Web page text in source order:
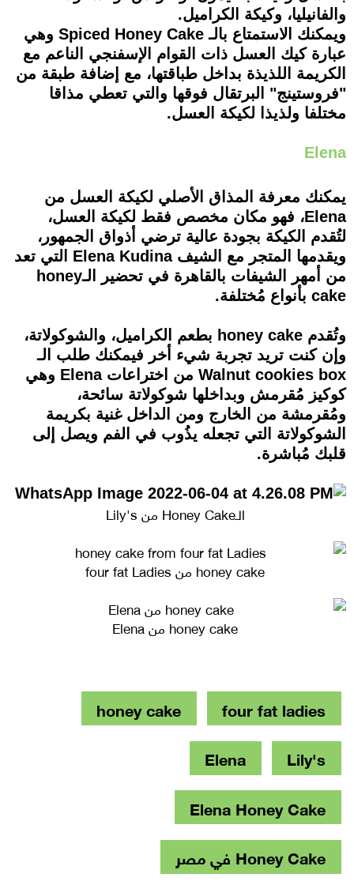
والفانيليا، وكيكة الكراميل.
ويمكنك الاستمتاع بالـ Spiced Honey Cake وهي
عبارة كيك العسل ذات القوام الإسفنجي الناعم مع
الكريمة اللذيذة بداخل طباقتها، مع إضافة طبقة من
"فروستينج" البرتقال فوقها والتي تعطي مذاقا
مختلفا ولذيذا لكيكة العسل.
Elena
يمكنك معرفة المذاق الأصلي لكيكة العسل من
Elena، فهو مكان مخصص فقط لكيكة العسل،
لتُقدم الكيكة بجودة عالية ترضي أذواق الجمهور،
ويقدمها المتجر مع الشيف Elena Kudina التي تعد
من أمهر الشيفات بالقاهرة في تحضير الـhoney
cake بأنواع مُختلفة.
وتُقدم honey cake بطعم الكراميل، والشوكولاتة،
وإن كنت تريد تجربة شيء أخر فيمكنك طلب الـ
Walnut cookies box من اختراعات Elena وهي
كوكيز مُقرمش وبداخلها شوكولاتة سائحة،
ومُقرمشة من الخارج ومن الداخل غنية بكريمة
الشوكولاتة التي تجعله يذُوب في الفم ويصل إلى
قلبك مُباشرة.
الـHoney Cake من Lily's
four fat ladies
honey cake
Lily's
Elena
Elena Honey Cake
Honey Cake في مصر